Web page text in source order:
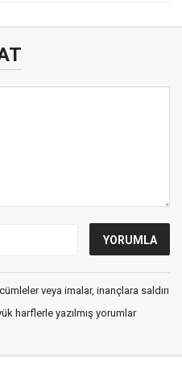
veya imalar, inançlara saldırı
harflerle yazılmış yorumlar